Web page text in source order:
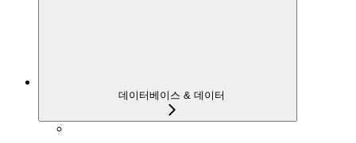
데이터베이스 & 데이터